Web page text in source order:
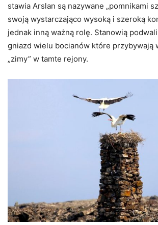
stawia Arslan są nazywane „pomnikami
swoją wystarczająco wysoką i szeroką
jednak inną ważną rolę. Stanowią
gniazd wielu bocianów które przybywają
„zimy” w tamte rejony.